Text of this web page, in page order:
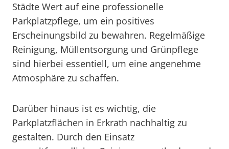
Städte Wert auf eine professionelle
Parkplatzpflege, um ein positives
Erscheinungsbild zu bewahren. Regelmäßige
Reinigung, Müllentsorgung und Grünpflege
sind hierbei essentiell, um eine angenehme
Atmosphäre zu schaffen.
Darüber hinaus ist es wichtig, die
Parkplatzflächen in Erkrath nachhaltig zu
gestalten. Durch den Einsatz